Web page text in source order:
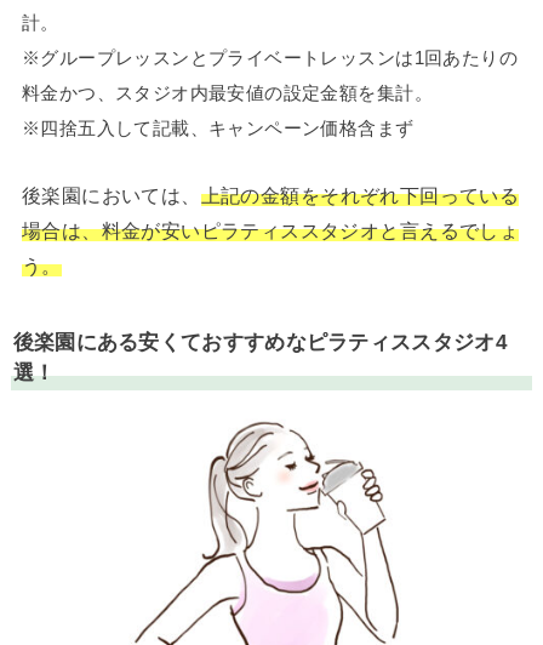
計。
※グループレッスンとプライベートレッスンは1回あたりの
料金かつ、スタジオ内最安値の設定金額を集計。
※四捨五入して記載、キャンペーン価格含まず
後楽園においては、 上記の金額をそれぞれ下回っている
場合は、料金が安いピラティススタジオと言えるでしょ
う。
後楽園にある安くておすすめなピラティススタジオ4
選！